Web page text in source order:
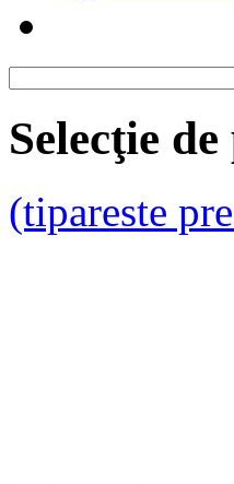
Selecţie
(tipareste